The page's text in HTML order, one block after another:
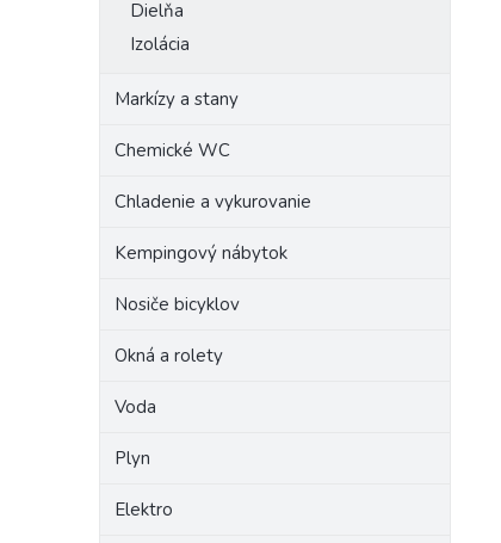
Dielňa
Izolácia
Markízy a stany
Chemické WC
Chladenie a vykurovanie
Kempingový nábytok
Nosiče bicyklov
Okná a rolety
Voda
Plyn
Elektro